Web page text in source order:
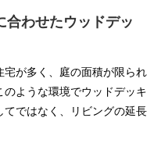
合わせたウッドデッ
が多く、庭の面積が限られ
ような環境でウッドデッキ
ではなく、リビングの延長